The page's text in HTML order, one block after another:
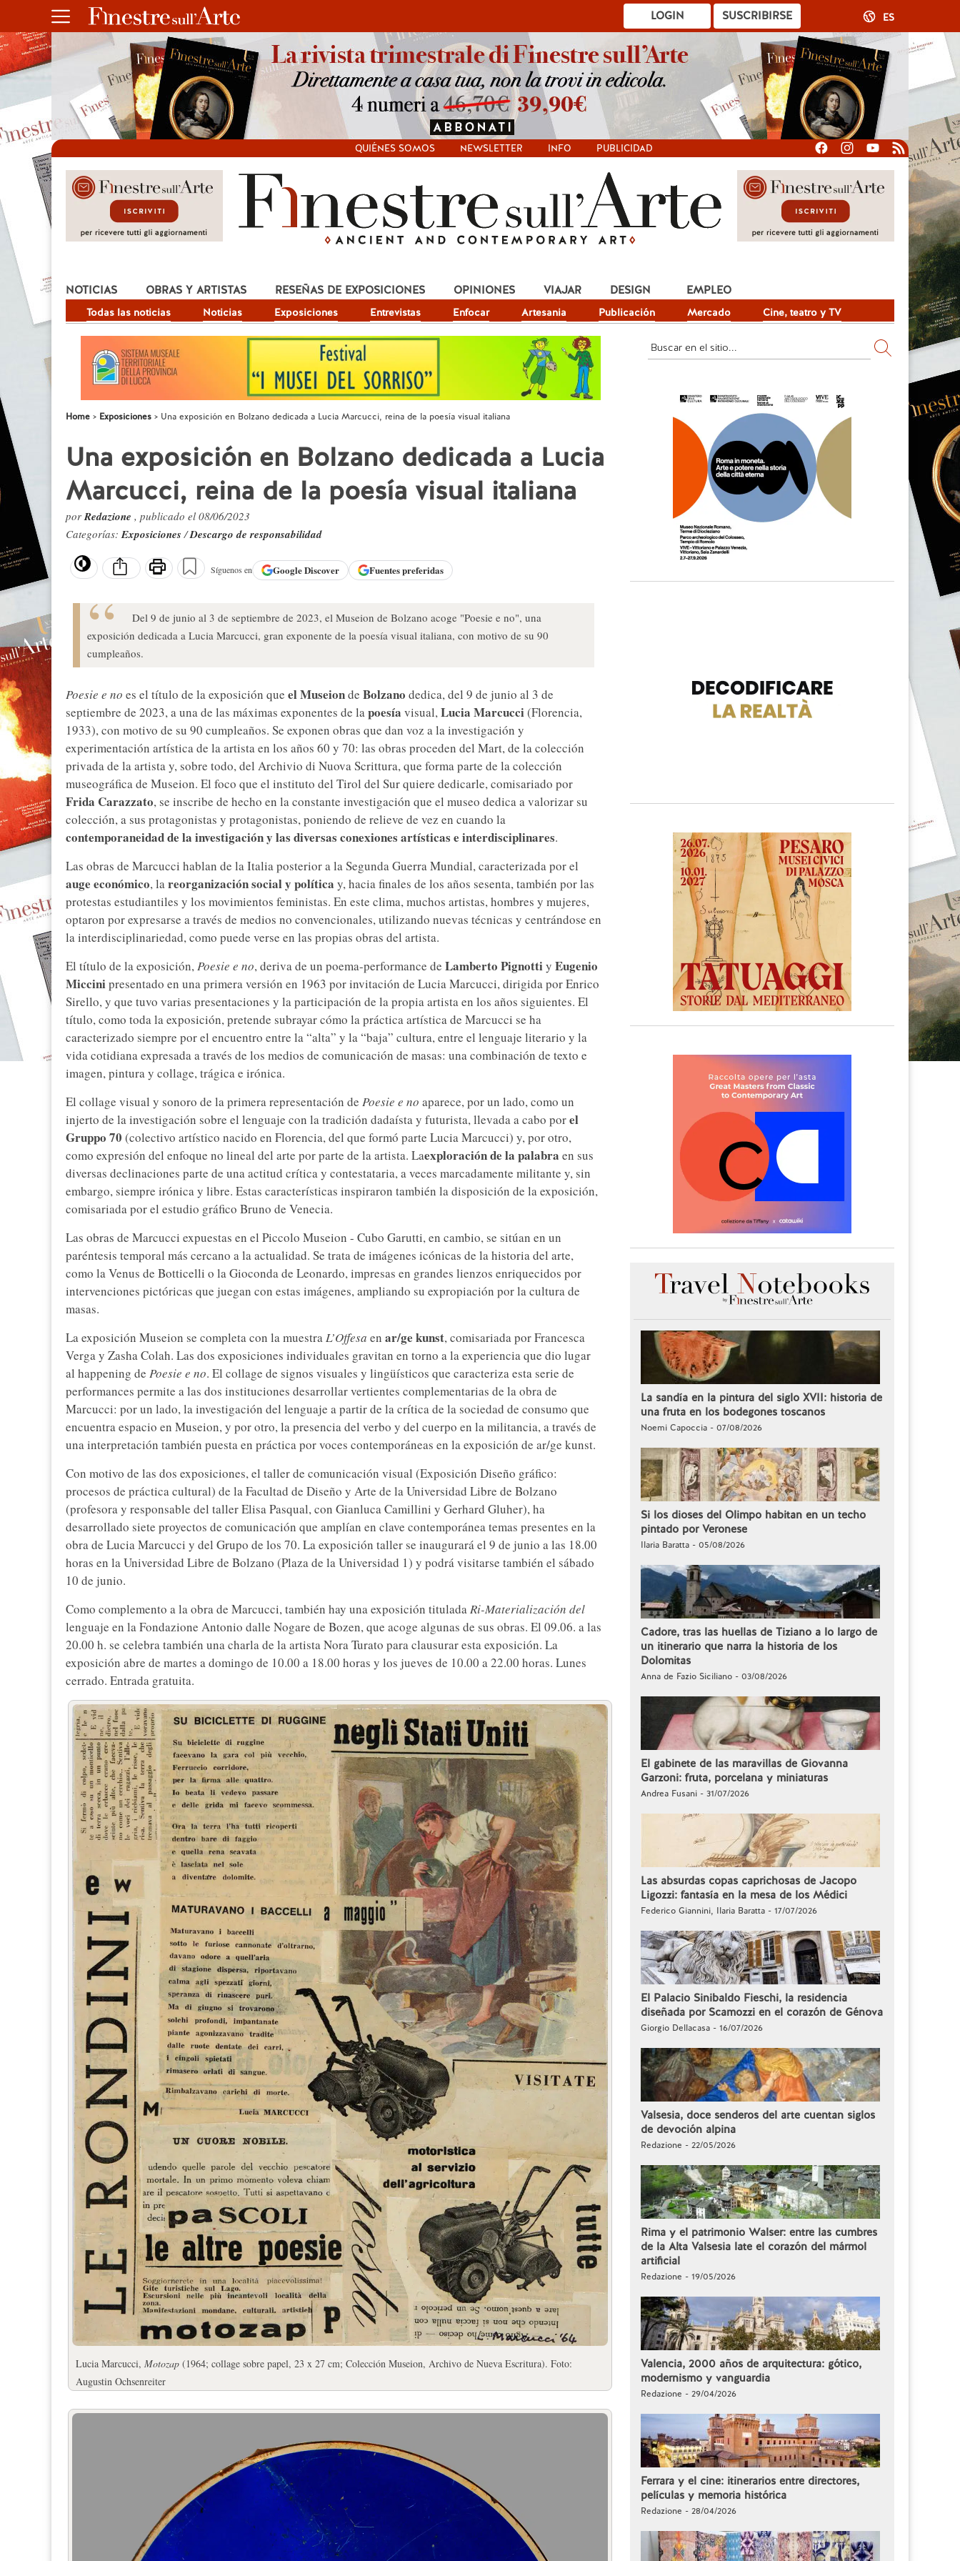
SUSCRIBIRSE
LOGIN ES
QUIÉNES SOMOS NEWSLETTER INFO PUBLICIDAD
NOTICIAS
Todas las noticias Noticias Exposiciones Entrevistas Enfocar Artesania Publicación Mercado Cine, teatro y TV
OBRAS Y ARTISTAS RESEÑAS DE EXPOSICIONES OPINIONES VIAJAR DESIGN EMPLEO
Home Exposiciones Una exposición en Bolzano dedicada a Lucia Marcucci, reina de la poesía visual italiana
Una exposición en Bolzano dedicada a Lucia
Marcucci, reina de la poesía visual italiana
porRedazione , publicado el 08/06/2023
Categorías:Exposiciones/Descargo de responsabilidad
Síguenos en GoogleDiscover Fuentes preferidas
Del 9 de junio al 3 de septiembre de 2023, el Museion de Bolzano acoge "Poesie e no", una
exposición dedicada a Lucia Marcucci, gran exponente de la poesía visual italiana, con motivo de su 90
cumpleaños.
Poesie e no es el título de la exposición que el Museionde Bolzano dedica, del 9 de junio al 3 de
septiembre de 2023, a una de las máximas exponentes de lapoesía visual,Lucia Marcucci(Florencia,
1933), con motivo de su 90 cumpleaños. Se exponen obras que dan voz a la investigación y
experimentación artística de la artista en los años 60 y 70: las obras proceden del Mart, de la colección
privada de la artista y, sobre todo, del Archivio di Nuova Scrittura, que forma parte de la colección
museográfica de Museion. El foco que el instituto del Tirol del Sur quiere dedicarle, comisariado por
Frida Carazzato, se inscribe de hecho en la constante investigación que el museo dedica a valorizar su
colección, a sus protagonistas y protagonistas, poniendo de relieve de vez en cuando la
contemporaneidad de la investigación y las diversas conexiones artísticas e interdisciplinares.
Las obras de Marcucci hablan de la Italia posterior a la Segunda Guerra Mundial, caracterizada por el
auge económico, lareorganización social y política y, hacia finales de los años sesenta, también por las
protestas estudiantiles y los movimientos feministas. En este clima, muchos artistas, hombres y mujeres,
optaron por expresarse a través de medios no convencionales, utilizando nuevas técnicas y centrándose en
la interdisciplinariedad, como puede verse en las propias obras del artista.
El título de la exposición,Poesie e no, deriva de un poema-performance de Lamberto Pignottiy Eugenio
Miccinipresentado en una primera versión en 1963 por invitación de Lucia Marcucci, dirigida por Enrico
Sirello, y que tuvo varias presentaciones y la participación de la propia artista en los años siguientes. El
título, como toda la exposición, pretende subrayar cómo la práctica artística de Marcucci se ha
caracterizado siempre por el encuentro entre la “alta” y la “baja” cultura, entre el lenguaje literario y la
vida cotidiana expresada a través de los medios de comunicación de masas: una combinación de texto e
imagen, pintura y collage, trágica e irónica.
El collage visual y sonoro de la primera representación de Poesie e no aparece, por un lado, como un
injerto de la investigación sobre el lenguaje con la tradición dadaísta y futurista, llevada a cabo porel
Gruppo 70 (colectivo artístico nacido en Florencia, del que formó parte Lucia Marcucci) y, por otro,
como expresión del enfoque no lineal del arte por parte de la artista. Laexploración de la palabra en sus
diversas declinaciones parte de una actitud crítica y contestataria, a veces marcadamente militante y, sin
embargo, siempre irónica y libre. Estas características inspiraron también la disposición de la exposición,
comisariada por el estudio gráfico Bruno de Venecia.
Las obras de Marcucci expuestas en el Piccolo Museion - Cubo Garutti, en cambio, se sitúan en un
paréntesis temporal más cercano a la actualidad. Se trata de imágenes icónicas de la historia del arte,
como la Venus de Botticelli o la Gioconda de Leonardo, impresas en grandes lienzos enriquecidos por
intervenciones pictóricas que juegan con estas imágenes, ampliando su expropiación por la cultura de
masas.
La exposición Museion se completa con la muestraL’Offesa en ar/ge kunst, comisariada por Francesca
Verga y Zasha Colah. Las dos exposiciones individuales gravitan en torno a la experiencia que dio lugar
al happening de Poesie e no. El collage de signos visuales y lingüísticos que caracteriza esta serie de
performances permite a las dos instituciones desarrollar vertientes complementarias de la obra de
Marcucci: por un lado, la investigación del lenguaje a partir de la crítica de la sociedad de consumo que
encuentra espacio en Museion, y por otro, la presencia del verbo y del cuerpo en la militancia, a través de
una interpretación también puesta en práctica por voces contemporáneas en la exposición de ar/ge kunst.
Con motivo de las dos exposiciones, el taller de comunicación visual (Exposición Diseño gráfico:
procesos de práctica cultural) de la Facultad de Diseño y Arte de la Universidad Libre de Bolzano
(profesora y responsable del taller Elisa Pasqual, con Gianluca Camillini y Gerhard Gluher), ha
desarrollado siete proyectos de comunicación que amplían en clave contemporánea temas presentes en la
obra de Lucia Marcucci y del Grupo de los 70. La exposición taller se inaugurará el 9 de junio a las 18.00
horas en la Universidad Libre de Bolzano (Plaza de la Universidad 1) y podrá visitarse también el sábado
10 de junio.
Como complemento a la obra de Marcucci, también hay una exposición tituladaRi-Materialización del
lenguaje en la Fondazione Antonio dalle Nogare de Bozen, que acoge algunas de sus obras. El 09.06. a las
20.00 h. se celebra también una charla de la artista Nora Turato para clausurar esta exposición. La
exposición abre de martes a domingo de 10.00 a 18.00 horas y los jueves de 10.00 a 22.00 horas. Lunes
cerrado. Entrada gratuita.
Lucia Marcucci, Motozap (1964; collage sobre papel, 23 x 27 cm; Colección Museion, Archivo de Nueva Escritura). Foto:
Augustin Ochsenreiter
La sandía en la pintura del siglo XVII: historia de
una fruta en los bodegones toscanos
Noemi Capoccia - 07/08/2026
Si los dioses del Olimpo habitan en un techo
pintado por Veronese
Ilaria Baratta - 05/08/2026
Cadore, tras las huellas de Tiziano a lo largo de
un itinerario que narra la historia de los
Dolomitas
Anna de Fazio Siciliano - 03/08/2026
El gabinete de las maravillas de Giovanna
Garzoni: fruta, porcelana y miniaturas
Andrea Fusani - 31/07/2026
Las absurdas copas caprichosas de Jacopo
Ligozzi: fantasía en la mesa de los Médici
Federico Giannini, Ilaria Baratta - 17/07/2026
El Palacio Sinibaldo Fieschi, la residencia
diseñada por Scamozzi en el corazón de Génova
Giorgio Dellacasa - 16/07/2026
Valsesia, doce senderos del arte cuentan siglos
de devoción alpina
Redazione - 22/05/2026
Rima y el patrimonio Walser: entre las cumbres
de la Alta Valsesia late el corazón del mármol
artificial
Redazione - 19/05/2026
Valencia, 2000 años de arquitectura: gótico,
modernismo y vanguardia
Redazione - 29/04/2026
Ferrara y el cine: itinerarios entre directores,
películas y memoria histórica
Redazione - 28/04/2026